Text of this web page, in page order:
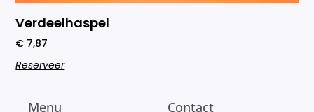
Verdeelhaspel
€ 7,87
Reserveer
Menu Contact